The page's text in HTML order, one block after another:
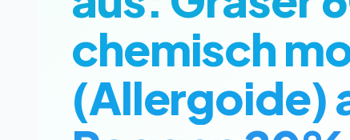
chemisch
(Allergoide)